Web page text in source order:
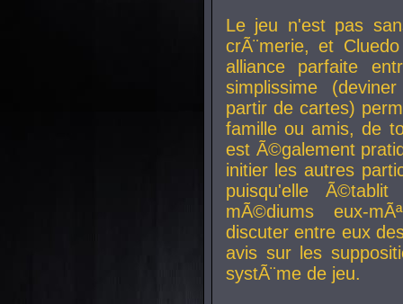
Le jeu n'est pas
crÃ¨merie, et
alliance parfaite
simplissime
partir de cartes)
famille ou amis, de
est Ã©galement
initier les autres
puisqu'elle
mÃ©diums eux-
discuter entre eux
avis sur les
systÃ¨me de jeu.